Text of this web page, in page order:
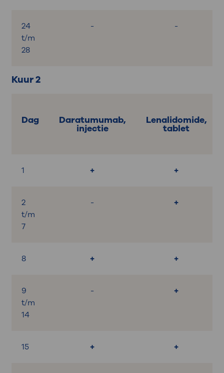
24
t/m
28
- -
Kuur 2
Dag Daratumumab,
injectie
Lenalidomide,
tablet
1 + +
2
t/m
7
- +
8 + +
9
t/m
14
- +
15 + +